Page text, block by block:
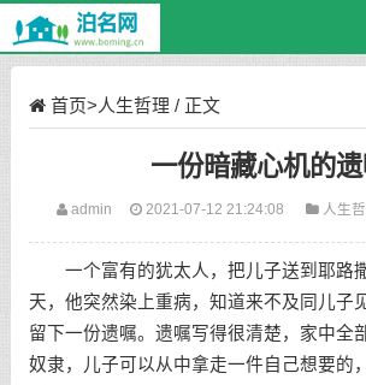
首页>人生哲理 / 正文
一份暗藏心机的
admin 2021-07-12 21:24:08 人生
一个富有的犹太人，把儿子送到耶路
天，他突然染上重病，知道来不及同儿子
留下一份遗嘱。遗嘱写得很清楚，家中全
奴隶，儿子可以从中拿走一件自己想要的